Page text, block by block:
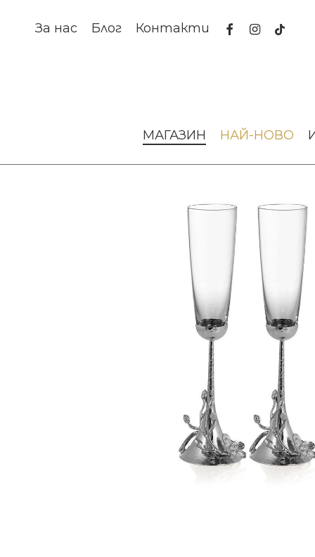
За нас Блог Контакти facebookinstagram
tiktok
МАГАЗИН НАЙ-НОВО